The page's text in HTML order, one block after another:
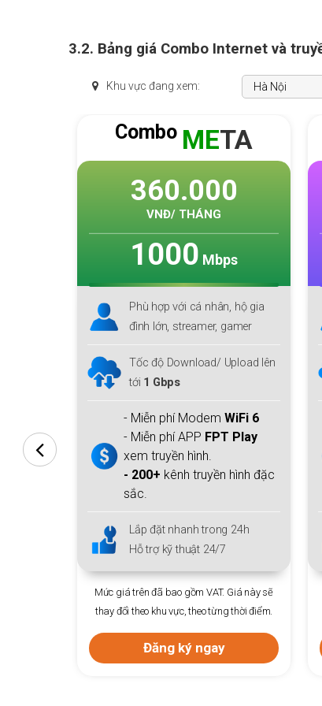
3.2. Bảng giá Combo Internet và
Khu vực đang xem:
Combo META
360.000
VNĐ/ THÁNG
1000 Mbps
Phù hợp với cá nhân, hộ gia
đình lớn, streamer, gamer
Tốc độ Download/ Upload lên
tới 1 Gbps
- Miễn phí Modem WiFi 6
- Miễn phí APP FPT Play
xem truyền hình.
- 200+ kênh truyền hình đặc
sắc.
Lắp đặt nhanh trong 24h
Hỗ trợ kỹ thuật 24/7
Mức giá trên đã bao gồm VAT. Giá này sẽ
thay đổi theo khu vực, theo từng thời điểm.
Đăng ký ngay